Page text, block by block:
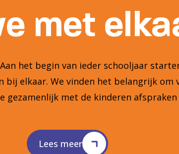
met
het begin van ieder schooljaar
elkaar. We vinden het belangrijk om
met de kinderen
Lees meer